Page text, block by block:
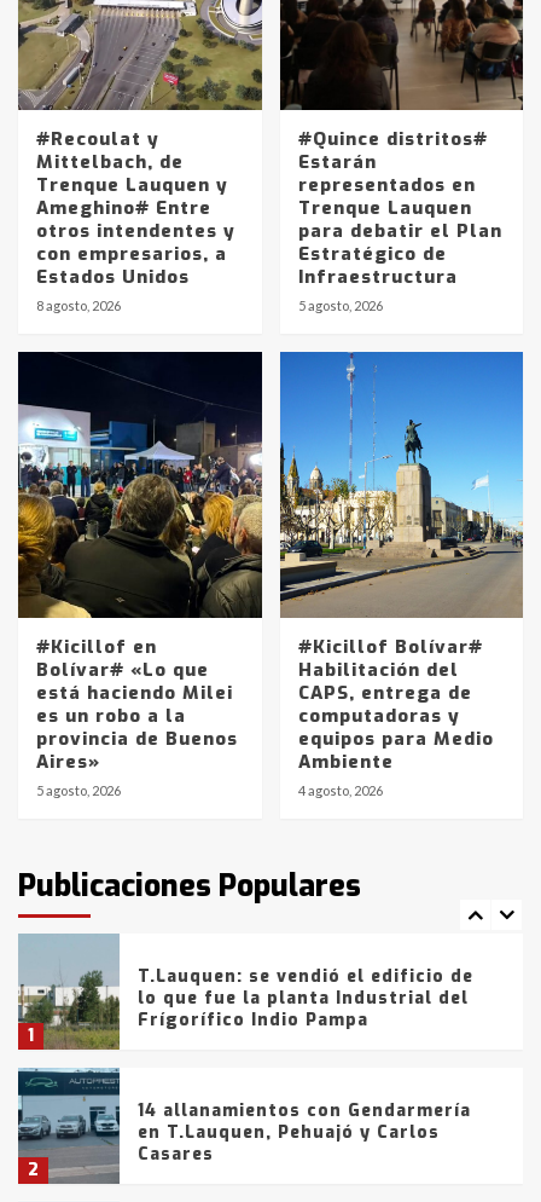
#Recoulat y
Mittelbach, de
Trenque Lauquen y
Ameghino# Entre
otros intendentes y
con empresarios, a
Estados Unidos
8 agosto, 2026
#Quince distritos#
Estarán
representados en
Trenque Lauquen
para debatir el Plan
Estratégico de
Infraestructura
5 agosto, 2026
#Kicillof en
Bolívar# «Lo que
está haciendo Milei
es un robo a la
provincia de Buenos
Aires»
5 agosto, 2026
#Kicillof Bolívar#
Habilitación del
CAPS, entrega de
computadoras y
equipos para Medio
Ambiente
4 agosto, 2026
Publicaciones Populares
pampeanos que fueron
en la mañana del lunes
4
Accidente en Ruta 5: falleció un
joven de Trenque Lauquen
Los precios de los combustibles en
La Pampa, desde YPF hasta Axion
entre 857 a 1338 pesos
6
La Bolsa de Cereales de Bahía
Blanca anticipa que Agosto vendrá
con lluvias y heladas, en gran parte
fueron detenidos por
comercialización de drogas en la
tarde del sábado
1
T.Lauquen: se vendió el edificio de
lo que fue la planta Industrial del
Frígorífico Indio Pampa
2
14 allanamientos con Gendarmería
en T.Lauquen, Pehuajó y Carlos
Casares